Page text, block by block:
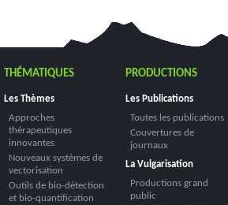
THÉMATIQUES
Les Thèmes
Approches
thérapeutiques
innovantes
Nouveaux systèmes de
vectorisation
Outils de bio-détection
et bio-quantification
PRODUCTIONS
Les Publications
Toutes les publications
Couvertures de
journaux
La Vulgarisation
Productions grand
public